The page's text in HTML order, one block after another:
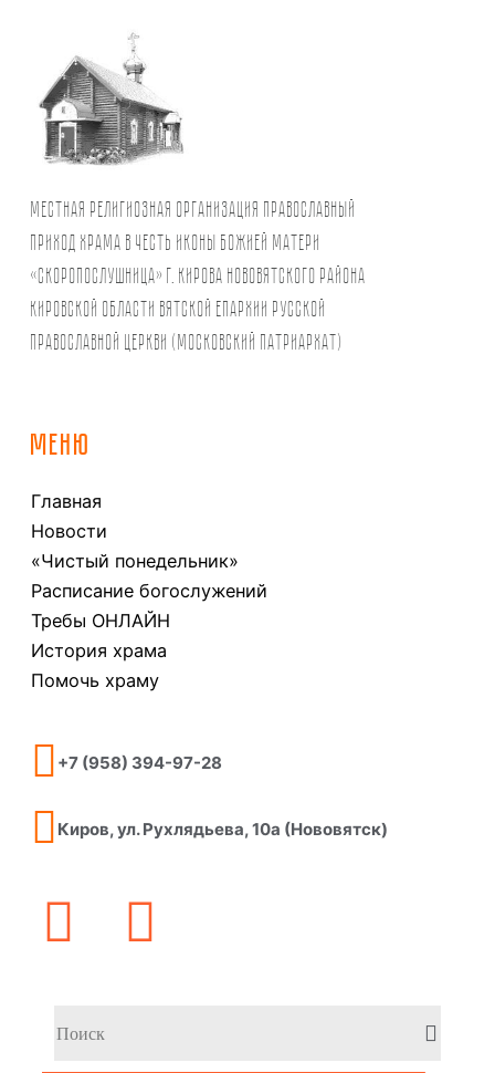
Местная религиозная организация православный
Приход храма в честь иконы Божией Матери
«Скоропослушница» г. Кирова Нововятского района
Кировской области Вятской Епархии Русской
Православной Церкви (Московский Патриархат)
МЕНЮ
Главная
Новости
«Чистый понедельник»
Расписание богослужений
Требы ОНЛАЙН
История храма
Помочь храму
+7 (958) 394-97-28
Киров, ул. Рухлядьева, 10а (Нововятск)